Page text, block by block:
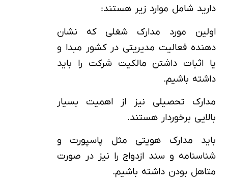
دارید شامل موارد زیر هستند:
اولین مورد مدارک شغلی که نشان
دهنده فعالیت مدیریتی در کشور مبدا و
یا اثبات داشتن مالکیت شرکت را باید
داشته باشیم.
مدارک تحصیلی نیز از اهمیت بسیار
بالایی برخوردار هستند.
باید مدارک هویتی مثل پاسپورت و
شناسنامه و سند ازدواج را نیز در صورت
متاهل بودن داشته باشیم.